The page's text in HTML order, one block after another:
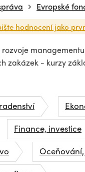
Evropské
hodnocení jako
zakázek - kurzy
Finance, investice